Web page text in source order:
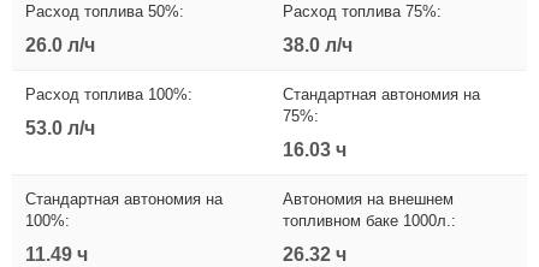
Расход топлива 50%:
26.0 л/ч
Расход топлива 75%:
38.0 л/ч
Расход топлива 100%:
53.0 л/ч
Стандартная автономия на
75%:
16.03 ч
Стандартная автономия на
100%:
11.49 ч
Автономия на внешнем
топливном баке 1000л.:
26.32 ч